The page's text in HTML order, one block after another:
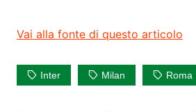
Vai alla fonte di questo articolo
Inter Milan Roma